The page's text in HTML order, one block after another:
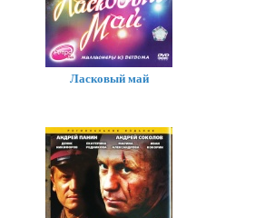
Ласковый май